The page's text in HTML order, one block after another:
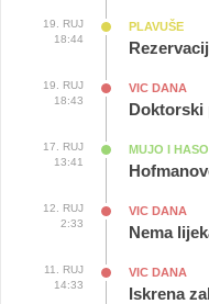
19. RUJ
18:44
PLAVUŠE
19. RUJ
18:43
VIC DANA
Doktorski
17. RUJ
13:41
MUJO I HASO
12. RUJ
2:33
VIC DANA
Nema
11. RUJ
14:33
VIC DANA
Iskrena